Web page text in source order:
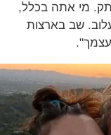
אתה בכלל,
שב בארצות